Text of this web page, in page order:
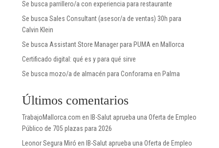
Se busca parrillero/a con experiencia para restaurante
Se busca Sales Consultant (asesor/a de ventas) 30h para
Calvin Klein
Se busca Assistant Store Manager para PUMA en Mallorca
Certificado digital: qué es y para qué sirve
Se busca mozo/a de almacén para Conforama en Palma
Últimos comentarios
TrabajoMallorca.com en IB-Salut aprueba una Oferta de Empleo
Público de 705 plazas para 2026
Leonor Segura Miró en IB-Salut aprueba una Oferta de Empleo